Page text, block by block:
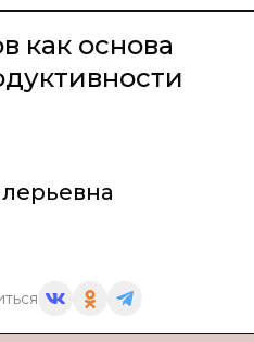
как основа